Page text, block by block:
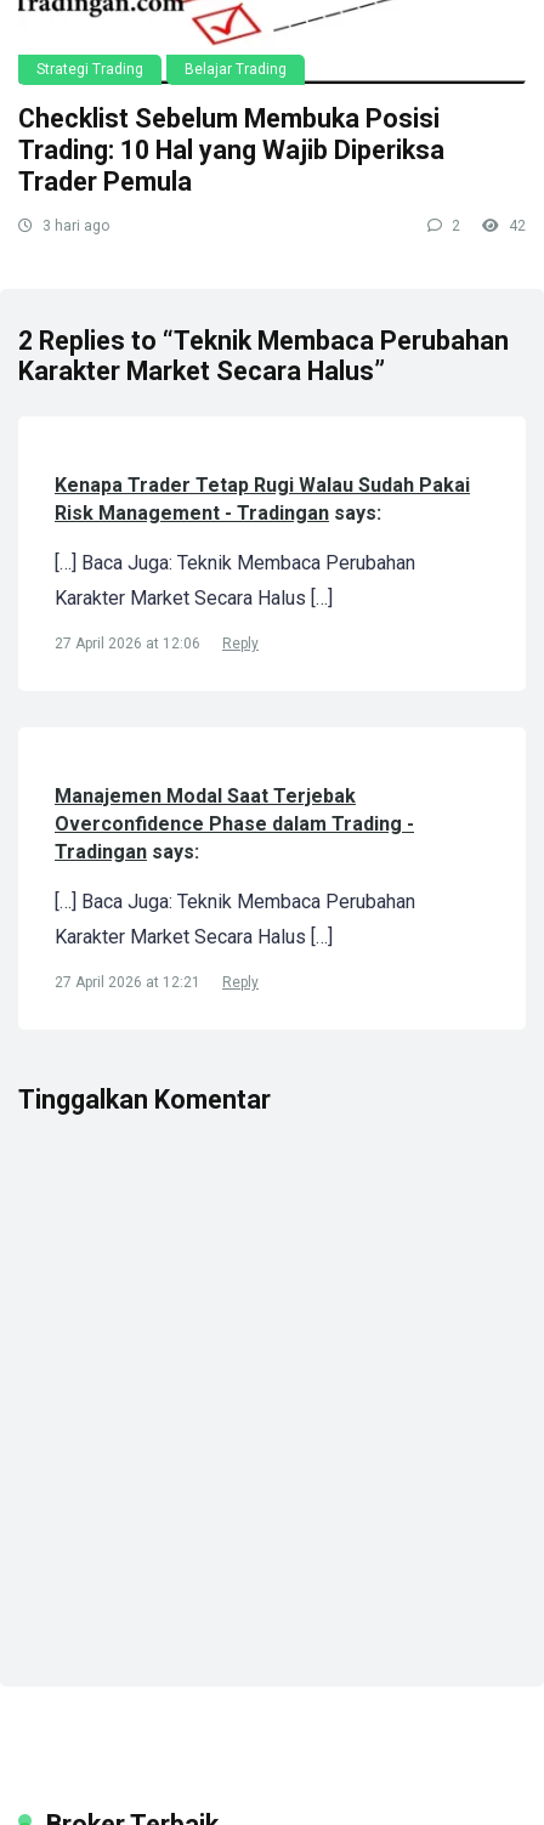
Strategi Trading Belajar Trading
Checklist Sebelum Membuka Posisi
Trading: 10 Hal yang Wajib Diperiksa
Trader Pemula
3 hari ago 2 42
2 Replies to “Teknik Membaca Perubahan
Karakter Market Secara Halus”
Kenapa Trader Tetap Rugi Walau Sudah Pakai
Risk Management - Tradingan says:
[…] Baca Juga: Teknik Membaca Perubahan
Karakter Market Secara Halus […]
27 April 2026 at 12:06 Reply
Manajemen Modal Saat Terjebak
Overconfidence Phase dalam Trading -
Tradingan says:
[…] Baca Juga: Teknik Membaca Perubahan
Karakter Market Secara Halus […]
27 April 2026 at 12:21 Reply
Tinggalkan Komentar